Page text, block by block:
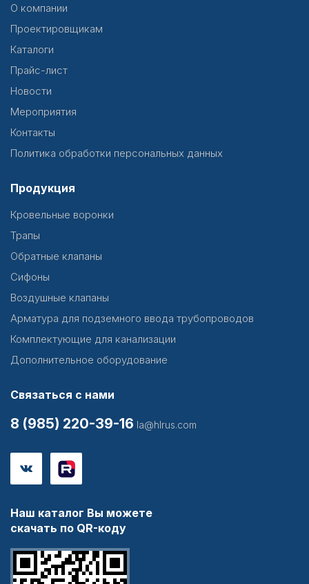
О компании
Проектировщикам
Каталоги
Прайс-лист
Новости
Мероприятия
Контакты
Политика обработки персональных данных
Продукция
Кровельные воронки
Трапы
Обратные клапаны
Сифоны
Воздушные клапаны
Арматура для подземного ввода трубопроводов
Комплектующие для канализации
Дополнительное оборудование
Связаться с нами
8 (985) 220-39-16 la@hlrus.com
Наш каталог Вы можете
скачать по QR-коду